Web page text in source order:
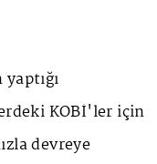
KOBİ'ler için
devreye